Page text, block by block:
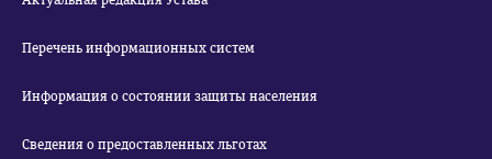
Перечень информационных систем
Информация о состоянии защиты населения
Сведения о предоставленных льготах